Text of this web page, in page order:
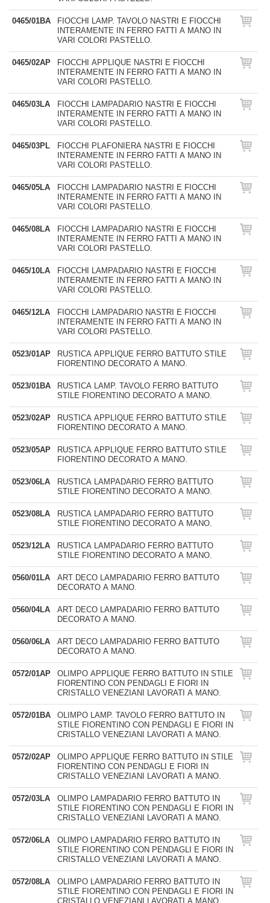
0465/01BA
FIOCCHI LAMP. TAVOLO NASTRI E FIOCCHI
INTERAMENTE IN FERRO FATTI A MANO IN
VARI COLORI PASTELLO.
0465/02AP
FIOCCHI APPLIQUE NASTRI E FIOCCHI
INTERAMENTE IN FERRO FATTI A MANO IN
VARI COLORI PASTELLO.
0465/03LA
FIOCCHI LAMPADARIO NASTRI E FIOCCHI
INTERAMENTE IN FERRO FATTI A MANO IN
VARI COLORI PASTELLO.
0465/03PL
FIOCCHI PLAFONIERA NASTRI E FIOCCHI
INTERAMENTE IN FERRO FATTI A MANO IN
VARI COLORI PASTELLO.
0465/05LA
FIOCCHI LAMPADARIO NASTRI E FIOCCHI
INTERAMENTE IN FERRO FATTI A MANO IN
VARI COLORI PASTELLO.
0465/08LA
FIOCCHI LAMPADARIO NASTRI E FIOCCHI
INTERAMENTE IN FERRO FATTI A MANO IN
VARI COLORI PASTELLO.
0465/10LA
FIOCCHI LAMPADARIO NASTRI E FIOCCHI
INTERAMENTE IN FERRO FATTI A MANO IN
VARI COLORI PASTELLO.
0465/12LA
FIOCCHI LAMPADARIO NASTRI E FIOCCHI
INTERAMENTE IN FERRO FATTI A MANO IN
VARI COLORI PASTELLO.
0523/01AP
RUSTICA APPLIQUE FERRO BATTUTO STILE
FIORENTINO DECORATO A MANO.
0523/01BA
RUSTICA LAMP. TAVOLO FERRO BATTUTO
STILE FIORENTINO DECORATO A MANO.
0523/02AP
RUSTICA APPLIQUE FERRO BATTUTO STILE
FIORENTINO DECORATO A MANO.
0523/05AP
RUSTICA APPLIQUE FERRO BATTUTO STILE
FIORENTINO DECORATO A MANO.
0523/06LA
RUSTICA LAMPADARIO FERRO BATTUTO
STILE FIORENTINO DECORATO A MANO.
0523/08LA
RUSTICA LAMPADARIO FERRO BATTUTO
STILE FIORENTINO DECORATO A MANO.
0523/12LA
RUSTICA LAMPADARIO FERRO BATTUTO
STILE FIORENTINO DECORATO A MANO.
0560/01LA
ART DECO LAMPADARIO FERRO BATTUTO
DECORATO A MANO.
0560/04LA
ART DECO LAMPADARIO FERRO BATTUTO
DECORATO A MANO.
0560/06LA
ART DECO LAMPADARIO FERRO BATTUTO
DECORATO A MANO.
0572/01AP
OLIMPO APPLIQUE FERRO BATTUTO IN STILE
FIORENTINO CON PENDAGLI E FIORI IN
CRISTALLO VENEZIANI LAVORATI A MANO.
0572/01BA
OLIMPO LAMP. TAVOLO FERRO BATTUTO IN
STILE FIORENTINO CON PENDAGLI E FIORI IN
CRISTALLO VENEZIANI LAVORATI A MANO.
0572/02AP
OLIMPO APPLIQUE FERRO BATTUTO IN STILE
FIORENTINO CON PENDAGLI E FIORI IN
CRISTALLO VENEZIANI LAVORATI A MANO.
0572/03LA
OLIMPO LAMPADARIO FERRO BATTUTO IN
STILE FIORENTINO CON PENDAGLI E FIORI IN
CRISTALLO VENEZIANI LAVORATI A MANO.
0572/06LA
OLIMPO LAMPADARIO FERRO BATTUTO IN
STILE FIORENTINO CON PENDAGLI E FIORI IN
CRISTALLO VENEZIANI LAVORATI A MANO.
0572/08LA
OLIMPO LAMPADARIO FERRO BATTUTO IN
STILE FIORENTINO CON PENDAGLI E FIORI IN
CRISTALLO VENEZIANI LAVORATI A MANO.